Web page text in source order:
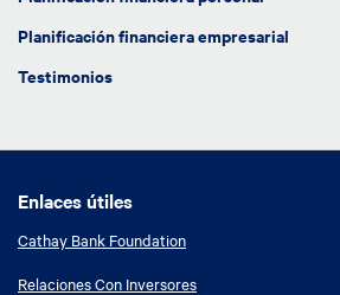
Planificación financiera empresarial
Testimonios
Enlaces útiles
Enlaces útiles
Cathay Bank Foundation
Relaciones Con Inversores